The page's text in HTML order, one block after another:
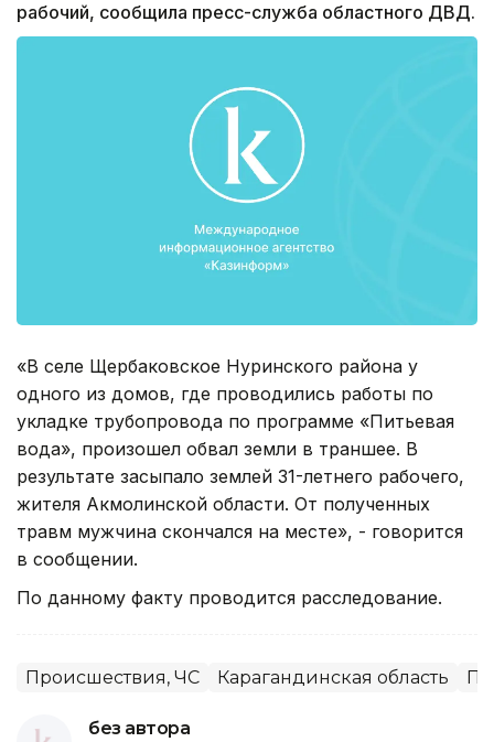
рабочий, сообщила пресс-служба областного ДВД.
«В селе Щербаковское Нуринского района у
одного из домов, где проводились работы по
укладке трубопровода по программе «Питьевая
вода», произошел обвал земли в траншее. В
результате засыпало землей 31-летнего рабочего,
жителя Акмолинской области. От полученных
травм мужчина скончался на месте», - говорится
в сообщении.
По данному факту проводится расследование.
Происшествия, ЧС Карагандинская область
без автора